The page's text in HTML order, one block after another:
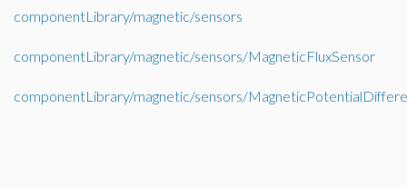
componentLibrary/magnetic/sensors
componentLibrary/magnetic/sensors/MagneticFluxSensor
componentLibrary/magnetic/sensors/